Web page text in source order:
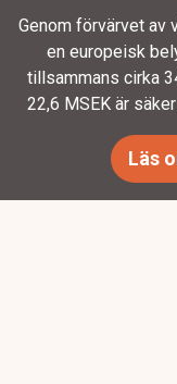
Genom förvärvet av
en europeisk
tillsammans cirka
22,6 MSEK är
Läs